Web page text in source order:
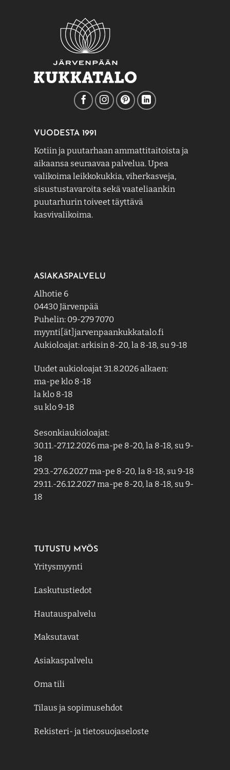
valinnat
tuotteen
sivulla.
VUODESTA 1991
Kotiin ja puutarhaan ammattitaitoista ja
aikaansa seuraavaa palvelua. Upea
valikoima leikkokukkia, viherkasveja,
sisustustavaroita sekä vaateliaankin
puutarhurin toiveet täyttävä
kasvivalikoima.
ASIAKASPALVELU
Alhotie 6
04430 Järvenpää
Puhelin: 09-279 7070
myynti[ät]jarvenpaankukkatalo.fi
Aukioloajat: arkisin 8-20, la 8-18, su 9-18
Uudet aukioloajat 31.8.2026 alkaen:
ma-pe klo 8-18
la klo 8-18
su klo 9-18
Sesonkiaukioloajat:
30.11.-27.12.2026 ma-pe 8-20, la 8-18, su 9-
18
29.3.-27.6.2027 ma-pe 8-20, la 8-18, su 9-18
29.11.-26.12.2027 ma-pe 8-20, la 8-18, su 9-
18
TUTUSTU MYÖS
Yritysmyynti
Laskutustiedot
Hautauspalvelu
Maksutavat
Asiakaspalvelu
Oma tili
Tilaus ja sopimusehdot
Rekisteri- ja tietosuojaseloste